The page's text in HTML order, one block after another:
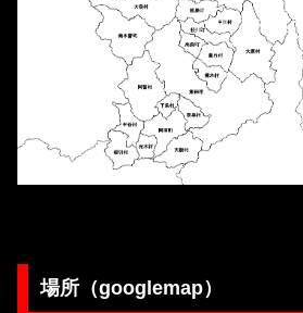
場所（googlemap）